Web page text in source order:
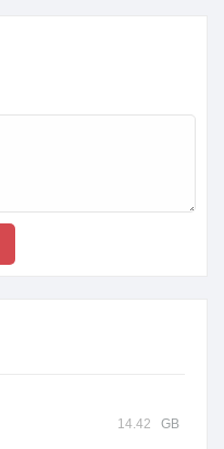
14.42 GB